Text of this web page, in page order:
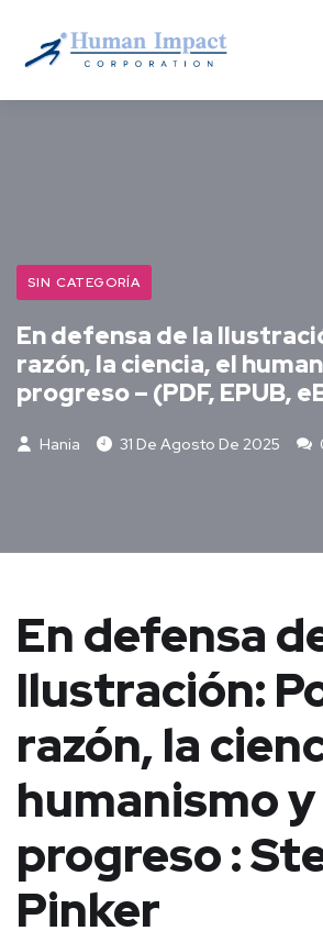
SIN CATEGORÍA
En defensa de la
razón, la ciencia, el
progreso – (PDF, EPUB,
Hania 31 De Agosto De 2025
En defensa
Ilustración:
razón, la
humanismo y
progreso :
Pinker